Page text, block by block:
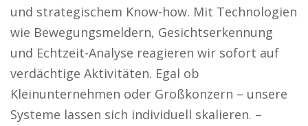
und strategischem Know-how. Mit Technologien
wie Bewegungsmeldern, Gesichtserkennung
und Echtzeit-Analyse reagieren wir sofort auf
verdächtige Aktivitäten. Egal ob
Kleinunternehmen oder Großkonzern – unsere
Systeme lassen sich individuell skalieren. –